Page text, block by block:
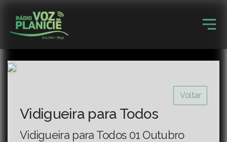
Voltar
Vidigueira para Todos
Vidigueira para Todos 01 Outubro